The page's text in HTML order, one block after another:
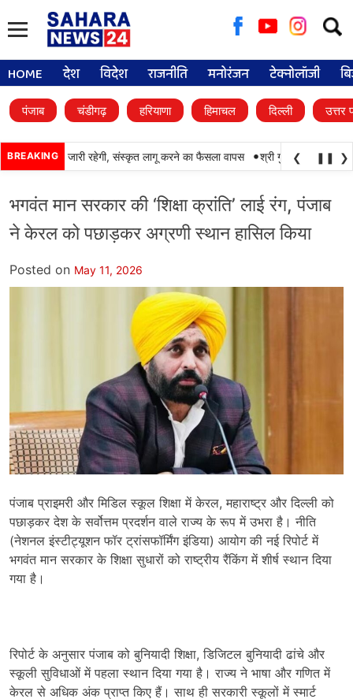
for:
HOME देश विदेश राजनीति मनोरंजन टेक्नोलॉजी
पंजाब चंडीगढ़ हरियाणा हिमाचल दिल्ली उत्तर
BREAKING
की पढ़ाई जारी रहेगी, संस्कृत लागू करने का फैसला वापस • श्री गुरु हरिकृष्ण साहिब
❮ ❚❚ ❯
भगवंत मान सरकार की ‘शिक्षा क्रांति’ लाई रंग, पंजाब
ने केरल को पछाड़कर अग्रणी स्थान हासिल किया
Posted on May 11, 2026
पंजाब प्राइमरी और मिडिल स्कूल शिक्षा में केरल, महाराष्ट्र और दिल्ली को
पछाड़कर देश के सर्वोत्तम प्रदर्शन वाले राज्य के रूप में उभरा है। नीति
(नेशनल इंस्टीट्यूशन फॉर ट्रांसफॉर्मिंग इंडिया) आयोग की नई रिपोर्ट में
भगवंत मान सरकार के शिक्षा सुधारों को राष्ट्रीय रैंकिंग में शीर्ष स्थान दिया
गया है।
रिपोर्ट के अनुसार पंजाब को बुनियादी शिक्षा, डिजिटल बुनियादी ढांचे और
स्कूली सुविधाओं में पहला स्थान दिया गया है। राज्य ने भाषा और गणित में
केरल से अधिक अंक प्राप्त किए हैं। साथ ही सरकारी स्कूलों में स्मार्ट